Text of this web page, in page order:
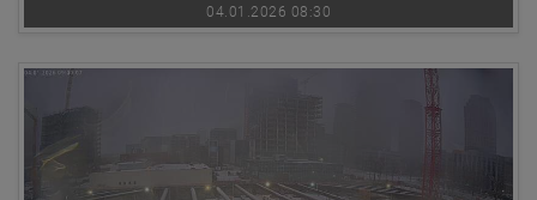
04.01.2026 08:30